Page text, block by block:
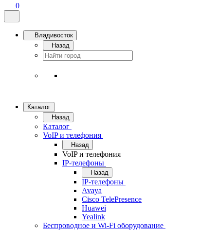
0
Владивосток
Назад
Каталог
Назад
Каталог
VoIP и телефония
Назад
VoIP и телефония
IP-телефоны
Назад
IP-телефоны
Avaya
Cisco TelePresence
Huawei
Yealink
Беспроводное и Wi-Fi оборудование